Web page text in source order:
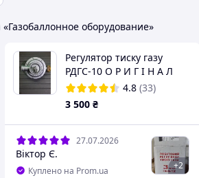
«Газобаллонное оборудование»
Регулятор тиску газу
РДГС-10 О Р И Г І Н А Л
виробництво Україна
мЛуцьк ( три роки
4.8 (33)
3 500 ₴
27.07.2026
Віктор Є.
Куплено на Prom.ua +2